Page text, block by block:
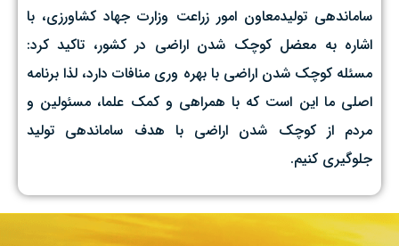
ساماندهی تولیدمعاون امور زراعت وزارت جهاد کشاورزی، با
اشاره به معضل کوچک شدن اراضی در کشور، تاکید کرد:
مسئله کوچک شدن اراضی با بهره ‌وری منافات دارد، لذا برنامه
اصلی ما این است که با همراهی و کمک علما، مسئولین و
مردم از کوچک شدن اراضی با هدف ساماندهی تولید
جلوگیری کنیم.